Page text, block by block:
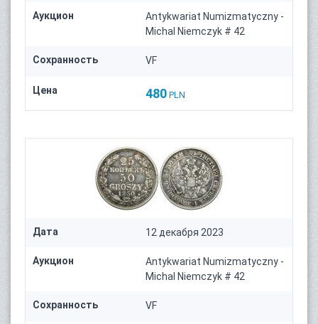
Аукцион
Antykwariat Numizmatyczny -
Michal Niemczyk # 42
Сохранность VF
Цена 480 PLN
Дата 12 декабря 2023
Аукцион
Antykwariat Numizmatyczny -
Michal Niemczyk # 42
Сохранность VF